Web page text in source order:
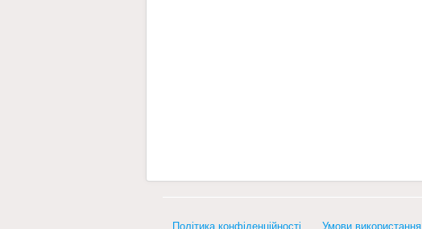
Політика конфіденційності Умови використання